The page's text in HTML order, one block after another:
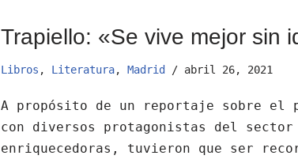
Trapiello: «Se vive mejor sin
Libros , Literatura, Madrid abril 26, 2021
A propósito de un reportaje sobre el
con diversos protagonistas del
enriquecedoras, tuvieron que ser